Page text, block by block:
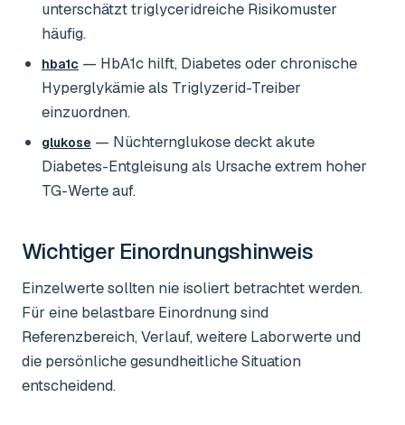
unterschätzt triglyceridreiche Risikomuster
häufig.
hba1c — HbA1c hilft, Diabetes oder chronische
Hyperglykämie als Triglyzerid-Treiber
einzuordnen.
glukose — Nüchternglukose deckt akute
Diabetes-Entgleisung als Ursache extrem hoher
TG-Werte auf.
Wichtiger Einordnungshinweis
Einzelwerte sollten nie isoliert betrachtet werden.
Für eine belastbare Einordnung sind
Referenzbereich, Verlauf, weitere Laborwerte und
die persönliche gesundheitliche Situation
entscheidend.